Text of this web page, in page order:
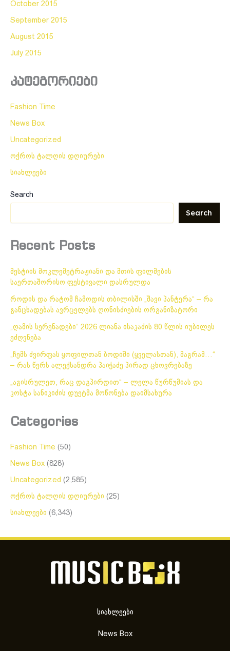
October 2015
September 2015
August 2015
July 2015
კატეგორიები
Fashion Time
News Box
Uncategorized
ოქროს ტალღის დღიურები
სიახლეები
Search
Search
Recent Posts
მესტიის მოკლემეტრაჟიანი და მთის ფილმების
საერთაშორისო ფესტივალი დასრულდა
როდის და რატომ ჩამოდის თბილისში „შავი პანტერა“ – რა
განცხადებას ავრცელებს ღონისძიების ორგანიზატორი
„ღამის სერენადები“ 2026 ლიანა ისაკაძის 80 წლის იუბილეს
ეძღვნება
„ჩემს ძვირფას ყოფილთან ბოდიში (ყველასთან), მაგრამ…“
– რას წერს ალექსანდრა პაიჭაძე პირად ცხოვრებაზე
„აგისრულეთ, რაც დაგპირდით“ – ლელა წურწუმიას და
კოსტა სანიკიძის დუეტმა მოწონება დაიმსახურა
Categories
Fashion Time (50)
News Box (828)
Uncategorized (2,585)
ოქროს ტალღის დღიურები (25)
სიახლეები (6,343)
სიახლეები
News Box